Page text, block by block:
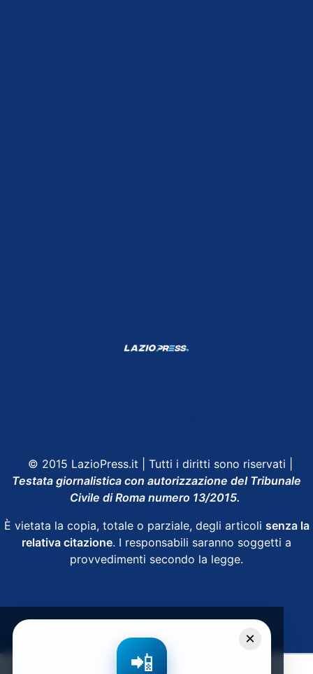
© 2015 LazioPress.it | Tutti i diritti sono riservati |
Testata giornalistica con autorizzazione del Tribunale
Civile di Roma numero 13/2015.
È vietata la copia, totale o parziale, degli articoli senza la
relativa citazione. I responsabili saranno soggetti a
provvedimenti secondo la legge.
×
📲
Condividi